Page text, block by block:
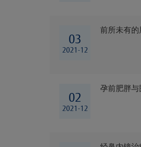
03
2021-12
前所未有
02
2021-12
孕前肥胖